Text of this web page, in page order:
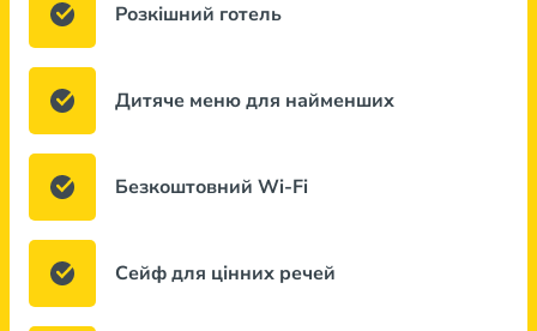
Розкішний готель
Дитяче меню для найменших
Безкоштовний Wi-Fi
Сейф для цінних речей